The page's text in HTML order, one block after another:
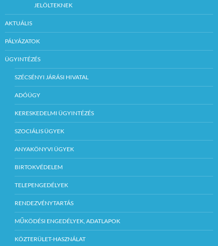
JELÖLTEKNEK
AKTUÁLIS
PÁLYÁZATOK
ÜGYINTÉZÉS
SZÉCSÉNYI JÁRÁSI HIVATAL
ADÓÜGY
KERESKEDELMI ÜGYINTÉZÉS
SZOCIÁLIS ÜGYEK
ANYAKÖNYVI ÜGYEK
BIRTOKVÉDELEM
TELEPENGEDÉLYEK
RENDEZVÉNYTARTÁS
MŰKÖDÉSI ENGEDÉLYEK, ADATLAPOK
KÖZTERÜLET-HASZNÁLAT